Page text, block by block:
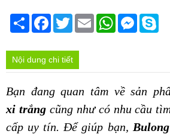
Chia
sẻ
Facebook
TwitterEmail WhatsApp
Nội dung chi tiết
Bạn đang quan tâm về sản
xi trắng cũng như có nhu cầu
cấp uy tín. Để giúp bạn,